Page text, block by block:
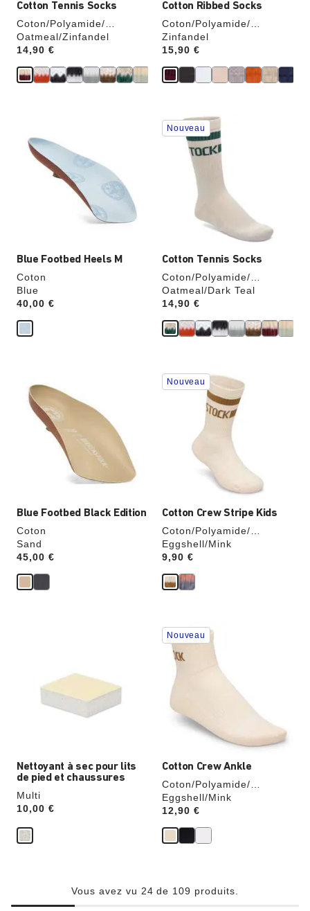
Cotton Tennis Socks
Coton/Polyamide/
Élasthanne
Oatmeal/Zinfandel
Price:
14,90 €
Cotton Ribbed Socks
Coton/Polyamide/
Élasthanne
Zinfandel
Price:
15,90 €
Blue Footbed Heels M
Coton
Blue
Price:
40,00 €
échantillons
Cotton Tennis Socks
Coton/Polyamide/
Élasthanne
Oatmeal/Dark Teal
Price:
14,90 €
Cliquer
sur
échantillons
couleurs
modifiera
Nouveau
Blue Footbed Black Edition
Coton
Sand
Price:
45,00 €
échantillons
couleurs
Cotton Crew Stripe Kids
Coton/Polyamide/
Élasthanne
Eggshell/Mink
Price:
9,90 €
Cliquer
sur
échantillons
couleurs
modifiera
Nouveau
Nettoyant à sec pour lits
de pied et chaussures
Multi
Price:
10,00 €
couleurs
modifiera
Cotton Crew Ankle
Coton/Polyamide/
Élasthanne
Eggshell/Mink
Price:
12,90 €
Cliquer
sur
échantillons
couleurs
l’image
Nouveau
Vous avez vu 24 de 109 produits.